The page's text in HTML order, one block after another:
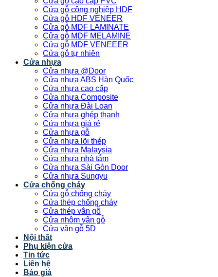
Cửa gỗ công nghiệp HDF
Cửa gỗ HDF VENEER
Cửa gỗ MDF LAMINATE
Cửa gỗ MDF MELAMINE
Cửa gỗ MDF VENEEER
Cửa gỗ tự nhiên
Cửa nhựa
Cửa nhựa @Door
Cửa nhựa ABS Hàn Quốc
Cửa nhựa cao cấp
Cửa nhựa Composite
Cửa nhựa Đài Loan
Cửa nhựa ghép thanh
Cửa nhựa giá rẻ
Cửa nhựa gỗ
Cửa nhựa lõi thép
Cửa nhựa Malaysia
Cửa nhựa nhà tắm
Cửa nhựa Sài Gòn Door
Cửa nhựa Sungyu
Cửa chống cháy
Cửa gỗ chống cháy
Cửa thép chống cháy
Cửa thép vân gỗ
Cửa nhôm vân gỗ
Cửa vân gỗ 5D
Nội thất
Phụ kiện cửa
Tin tức
Liên hệ
Báo giá